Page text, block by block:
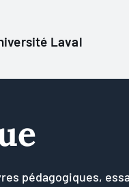
Laval
pédagogiques,